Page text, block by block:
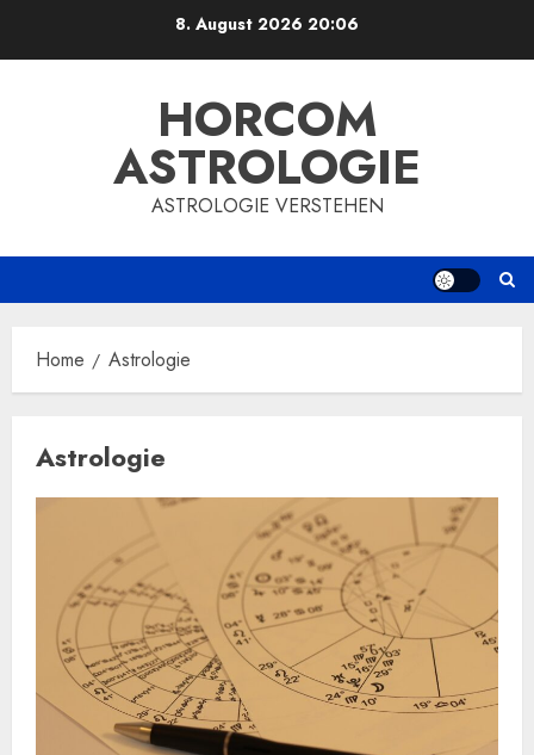
8. August 2026 20:06
HORCOM
ASTROLOGIE
ASTROLOGIE VERSTEHEN
Home Astrologie
Astrologie